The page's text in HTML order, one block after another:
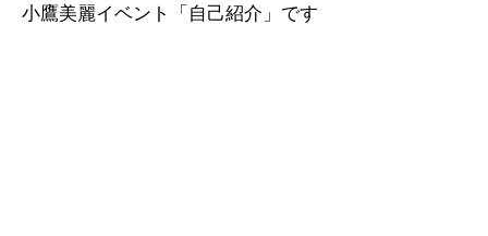
小鷹美麗イベント「自己紹介」です